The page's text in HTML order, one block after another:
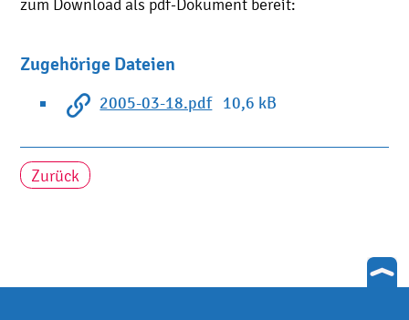
Zugehörige Dateien
2005-03-18.pdf 10,6 kB
Zurück